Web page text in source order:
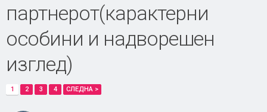
партнерот(карактерни
особини и надворешен
изглед)
1 2 3 4 СЛЕДНА >